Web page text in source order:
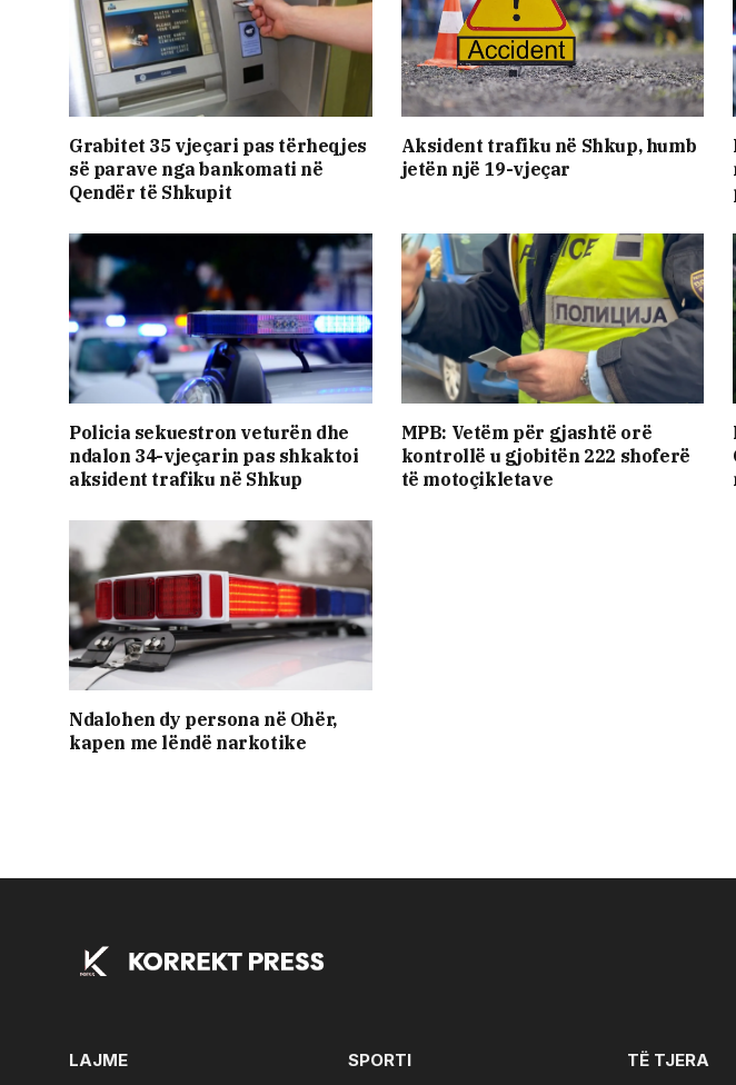
Grabitet 35 vjeçari pas tërheqjes
së parave nga bankomati në
Qendër të Shkupit
Aksident trafiku në Shkup, humb
jetën një 19-vjeçar
Policia sekuestron veturën dhe
ndalon 34-vjeçarin pas shkaktoi
aksident trafiku në Shkup
MPB: Vetëm për gjashtë orë
kontrollë u gjobitën 222 shoferë
të motoçikletave
Ndalohen dy persona në Ohër,
kapen me lëndë narkotike
LAJME SPORTI TË TJERA